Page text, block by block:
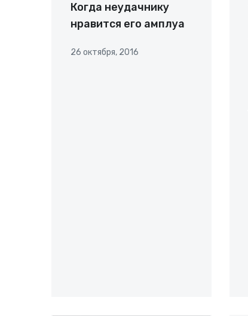
Когда неудачнику
нравится его амплуа
26 октября, 2016